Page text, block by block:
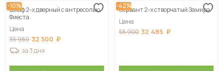
-10%
Шкаф 2-х дверный с антресолью
Фиеста
Цена
35 980 32 500
за 3 дня
-42%
Сервант 2-х створчатый Замира
Цена
55 900 32 485